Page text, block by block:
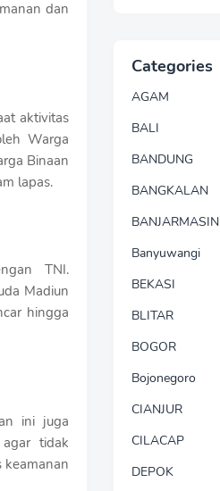
dan
aktivitas
Warga
Binaan
lapas.
TNI.
Madiun
hingga
ini juga
tidak
Categories
AGAM
BALI
BANDUNG
BANGKALAN
BANJARMASIN
Banyuwangi
BEKASI
BLITAR
BOGOR
Bojonegoro
CIANJUR
CILACAP
DEPOK